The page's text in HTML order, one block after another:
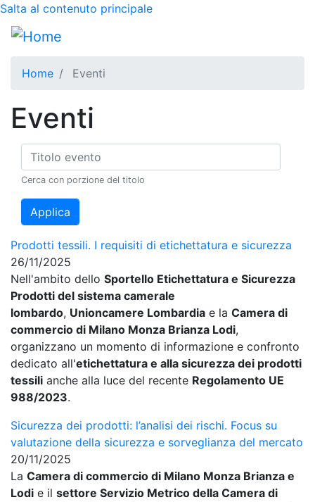
Salta al contenuto principale
Home Eventi
Eventi
Cerca con porzione del titolo
Prodotti tessili. I requisiti di etichettatura e sicurezza
26/11/2025
Nell'ambito dello Sportello Etichettatura e Sicurezza
Prodotti del sistema camerale
lombardo, Unioncamere Lombardia e la Camera di
commercio di Milano Monza Brianza Lodi,
organizzano un momento di informazione e confronto
dedicato all'etichettatura e alla sicurezza dei prodotti
tessili anche alla luce del recente Regolamento UE
988/2023.
Sicurezza dei prodotti: l’analisi dei rischi. Focus su
valutazione della sicurezza e sorveglianza del mercato
20/11/2025
La Camera di commercio di Milano Monza Brianza e
Lodi e il settore Servizio Metrico della Camera di